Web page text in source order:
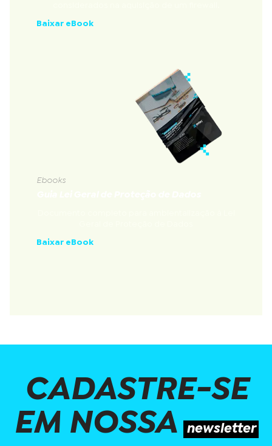
Baixar eBook
Ebooks
Baixar eBook
CADASTRE-SE
EM NOSSA newsletter